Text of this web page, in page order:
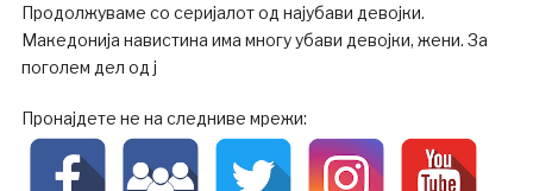
Продолжуваме со серијалот од најубави девојки.
Македонија навистина има многу убави девојки, жени. За
поголем дел од ј
Пронајдете не на следниве мрежи: